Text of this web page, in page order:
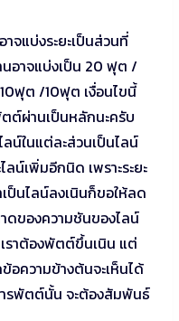
จแบ่งระยะเป็นส่วนที่
นอาจแบ่งเป็น 20 ฟุต /
ฟุต /10ฟุต เงื่อนไขนี้
ต์ผ่านเป็นหลักนะครับ
น์ในแต่ละส่วนเป็นไลน์
น์เพิ่มอีกนิด เพราะระยะ
ป็นไลน์ลงเนินก็ขอให้ลด
ของความชันของไลน์
ราต้องพัตต์ขึ้นเนิน แต่
อความข้างต้นจะเห็นได้
ารพัตต์นั้น จะต้องสัมพันธ์